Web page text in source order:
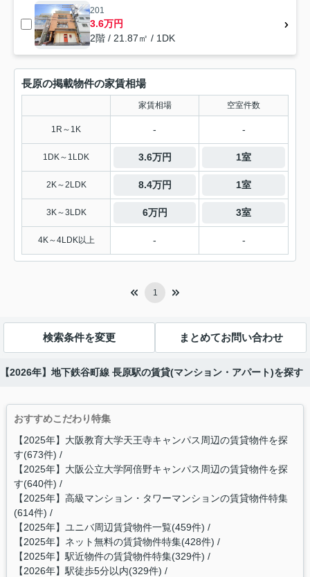
201
3.6万円
2階 / 21.87㎡ / 1DK
長原の掲載物件の家賃相場
家賃相場 空室件数
1R～1K - -
1DK～1LDK 3.6万円 1室
2K～2LDK 8.4万円 1室
3K～3LDK 6万円 3室
4K～4LDK以上 - -
1
検索条件を変更 まとめてお問い合わせ
【2026年】地下鉄谷町線 長原駅の賃貸(マンション・アパート)を探す
おすすめこだわり特集
【2025年】大阪教育大学天王寺キャンパス周辺の賃貸物件を探
す(673件)
【2025年】大阪公立大学阿倍野キャンパス周辺の賃貸物件を探
す(640件)
【2025年】高級マンション・タワーマンションの賃貸物件特集
(614件)
【2025年】ユニバ周辺賃貸物件一覧(459件)
【2025年】ネット無料の賃貸物件特集(428件)
【2025年】駅近物件の賃貸物件特集(329件)
【2026年】駅徒歩5分以内(329件)